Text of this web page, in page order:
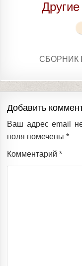
СБОРНИК
Добавить
Ваш адрес email
поля помечены *
Комментарий *